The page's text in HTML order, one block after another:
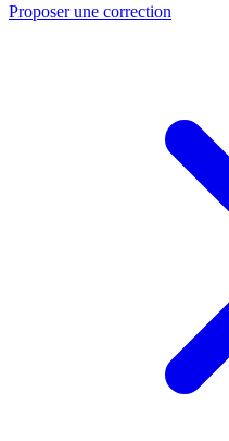
Proposer une correction